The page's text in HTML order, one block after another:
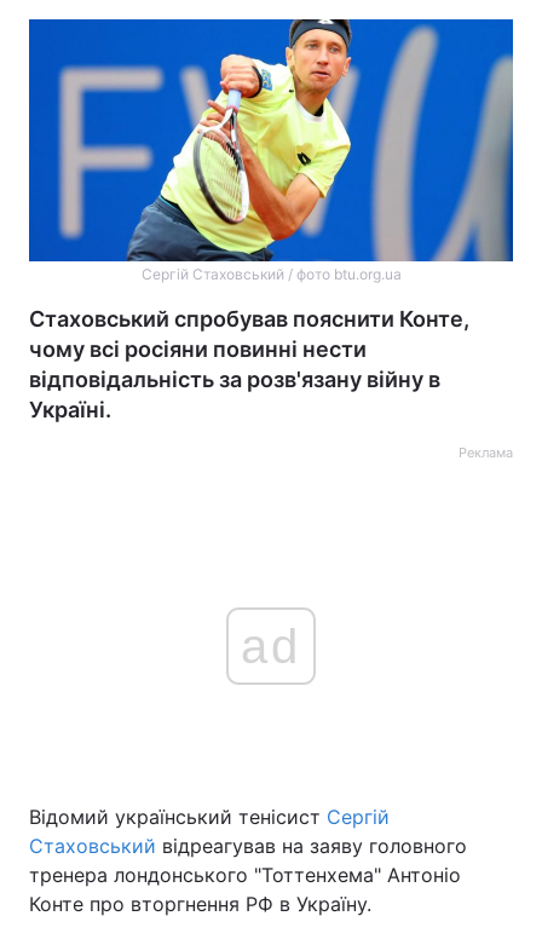
Сергій Стаховський / фото btu.org.ua
Стаховський спробував пояснити Конте,
чому всі росіяни повинні нести
відповідальність за розв'язану війну в
Україні.
Реклама
ad
Відомий український тенісист Сергій
Стаховський відреагував на заяву головного
тренера лондонського "Тоттенхема" Антоніо
Конте про вторгнення РФ в Україну.